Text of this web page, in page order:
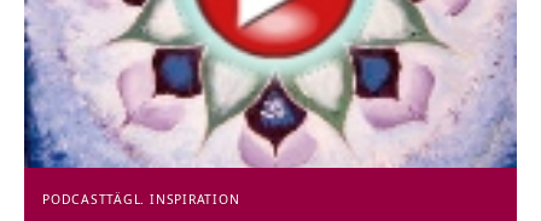
PODCASTTÄGL. INSPIRATION